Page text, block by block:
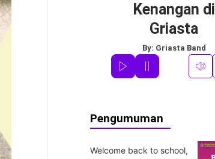
Kenangan di
Griasta
By: Griasta Band
Pengumuman
Welcome back to school,